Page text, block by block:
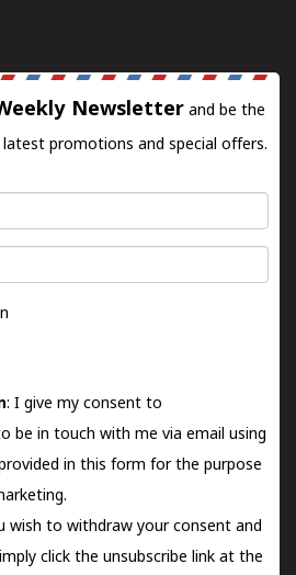
Newsletter and be the
promotions and special offers.
: I give my consent to
be in touch with me via email using
in this form for the purpose
wish to withdraw your consent and
click the unsubscribe link at the